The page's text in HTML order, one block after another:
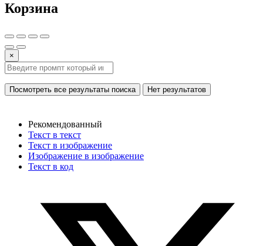
Корзина
×
Посмотреть все результаты поиска Нет результатов
Рекомендованный
Текст в текст
Текст в изображение
Изображение в изображение
Текст в код